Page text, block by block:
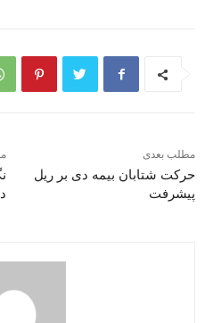
مطلب بعدی
حرکت شتابان بیمه دی بر ریل
پیشرفت